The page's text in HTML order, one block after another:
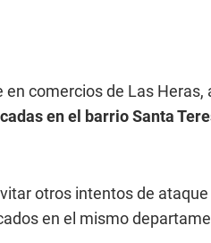
comercios de Las Heras,
en el barrio Santa
otros intentos de
en el mismo